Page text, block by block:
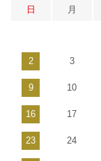
日 月
2 3
9 10
16 17
23 24